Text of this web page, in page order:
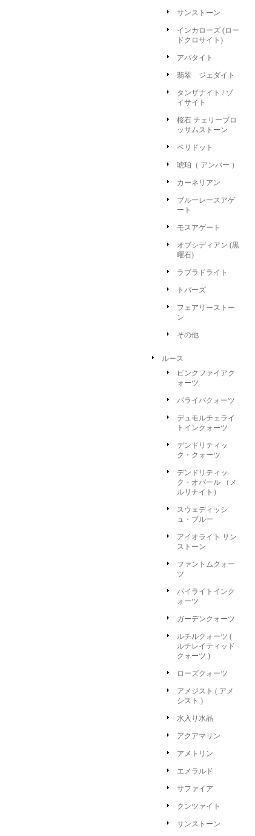
サンストーン
インカローズ (ロー
ドクロサイト)
アパタイト
翡翠 ジェダイト
タンザナイト / ゾ
イサイト
桜石 チェリーブロ
ッサムストーン
ペリドット
琥珀（ アンバー ）
カーネリアン
ブルーレースアゲ
ート
モスアゲート
オブシディアン (黒
曜石)
ラブラドライト
トパーズ
フェアリーストー
ン
その他
ルース
ピンクファイアク
ォーツ
パライバクォーツ
デュモルチェライ
トインクォーツ
デンドリティッ
ク・クォーツ
デンドリティッ
ク・オパール （メ
ルリナイト）
スウェディッシ
ュ・ブルー
アイオライト サン
ストーン
ファントムクォー
ツ
パイライトインク
ォーツ
ガーデンクォーツ
ルチルクォーツ (
ルチレイティッド
クォーツ )
ローズクォーツ
アメジスト ( アメ
シスト )
水入り水晶
アクアマリン
アメトリン
エメラルド
サファイア
クンツァイト
サンストーン